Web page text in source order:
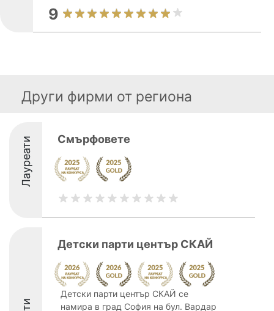
9
Други фирми от региона
Лауреати Смърфовете
Детски парти център СКАЙ
Детски парти център СКАЙ се
намира в град София на бул. Вардар